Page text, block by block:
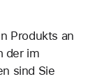
Produkts an
der im
sind Sie